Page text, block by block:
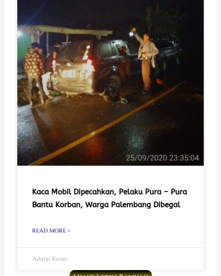
Kaca Mobil Dipecahkan, Pelaku Pura – Pura
Bantu Korban, Warga Palembang Dibegal
READ MORE »
Admin Keme